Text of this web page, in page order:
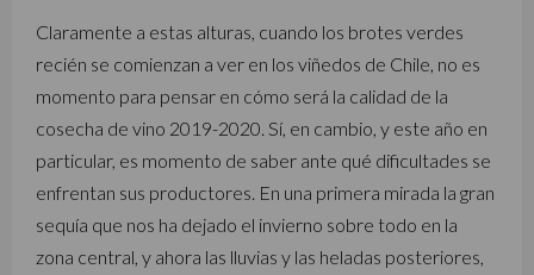
Claramente a estas alturas, cuando los brotes verdes
recién se comienzan a ver en los viñedos de Chile, no es
momento para pensar en cómo será la calidad de la
cosecha de vino 2019-2020. Sí, en cambio, y este año en
particular, es momento de saber ante qué dificultades se
enfrentan sus productores. En una primera mirada la gran
sequía que nos ha dejado el invierno sobre todo en la
zona central, y ahora las lluvias y las heladas posteriores,